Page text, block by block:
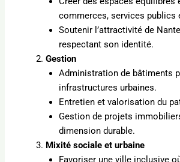
commerces, services publics
Soutenir l’attractivité de
respectant son identité.
Gestion
Administration de bâtiments
infrastructures urbaines.
Entretien et valorisation du
Gestion de projets
dimension durable.
Mixité sociale et urbaine
Favoriser une ville inclusive